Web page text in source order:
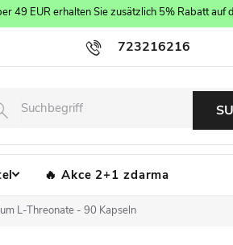
49 EUR erhalten Sie zusätzlich 5% Rabatt auf
723216216
Geschäftsbedingungen Die Datenschutzpolitik
Akce 2+1 zdarma
L-Threonate - 90 Kapseln